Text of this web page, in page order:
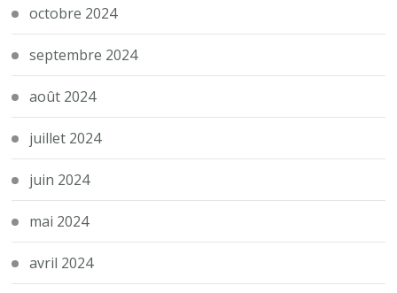
octobre 2024
septembre 2024
août 2024
juillet 2024
juin 2024
mai 2024
avril 2024